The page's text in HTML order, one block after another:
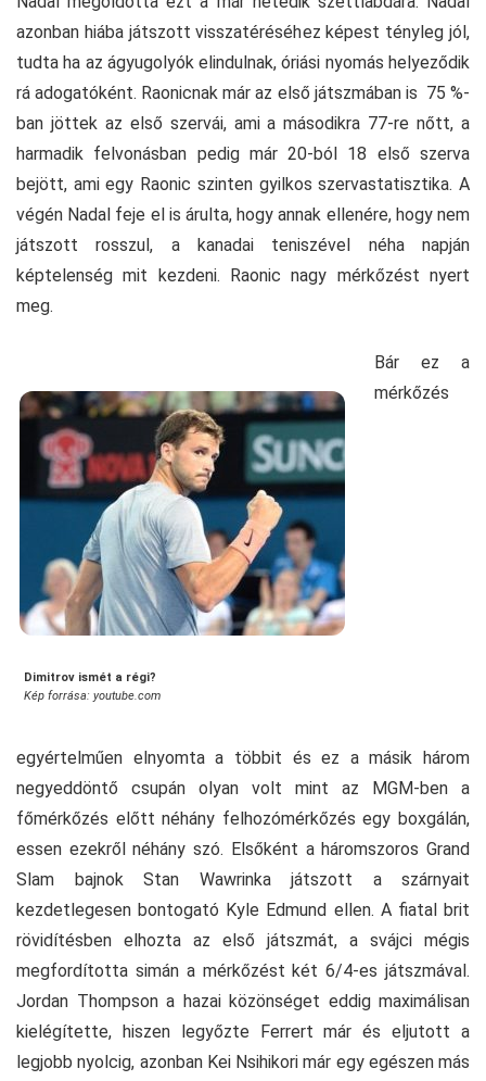
azonban hiába játszott visszatéréséhez képest tényleg jól,
tudta ha az ágyugolyók elindulnak, óriási nyomás helyeződik
rá adogatóként. Raonicnak már az első játszmában is 75 %-
ban jöttek az első szervái, ami a másodikra 77-re nőtt, a
harmadik felvonásban pedig már 20-ból 18 első szerva
bejött, ami egy Raonic szinten gyilkos szervastatisztika. A
végén Nadal feje el is árulta, hogy annak ellenére, hogy nem
játszott rosszul, a kanadai teniszével néha napján
képtelenség mit kezdeni. Raonic nagy mérkőzést nyert
meg.
Dimitrov ismét a régi?
Kép forrása: youtube.com
Bár ez a
mérkőzés
egyértelműen elnyomta a többit és ez a másik három
negyeddöntő csupán olyan volt mint az MGM-ben a
főmérkőzés előtt néhány felhozómérkőzés egy boxgálán,
essen ezekről néhány szó. Elsőként a háromszoros Grand
Slam bajnok Stan Wawrinka játszott a szárnyait
kezdetlegesen bontogató Kyle Edmund ellen. A fiatal brit
rövidítésben elhozta az első játszmát, a svájci mégis
megfordította simán a mérkőzést két 6/4-es játszmával.
Jordan Thompson a hazai közönséget eddig maximálisan
kielégítette, hiszen legyőzte Ferrert már és eljutott a
legjobb nyolcig, azonban Kei Nsihikori már egy egészen más